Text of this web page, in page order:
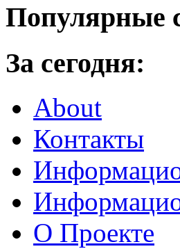
Популярные
За сегодня:
About
Контакты
О Проекте